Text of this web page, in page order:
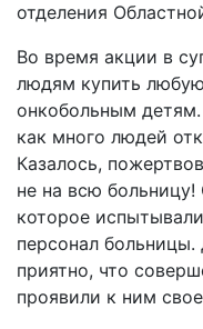
отделения
Во время акции в
людям купить
онкобольным
как много людей
Казалось,
не на всю
которое
персонал
приятно, что
проявили к ним